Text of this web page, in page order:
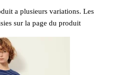
a plusieurs variations. Les
sur la page du produit